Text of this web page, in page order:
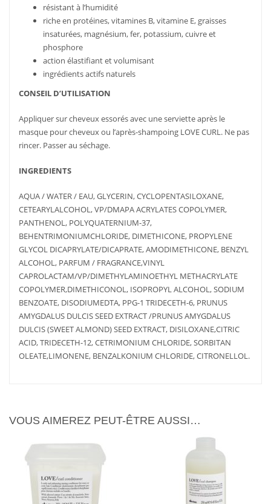
résistant à l’humidité
riche en protéines, vitamines B, vitamine E, graisses
insaturées, magnésium, fer, potassium, cuivre et
phosphore
action élastifiant et volumisant
ingrédients actifs naturels
CONSEIL D’UTILISATION
Appliquer sur cheveux essorés avec une serviette après le
masque pour cheveux ou l’après-shampoing LOVE CURL. Ne pas
rincer. Passer au séchage.
INGREDIENTS
AQUA / WATER / EAU, GLYCERIN, CYCLOPENTASILOXANE,
CETEARYLALCOHOL, VP/DMAPA ACRYLATES COPOLYMER,
PANTHENOL, POLYQUATERNIUM-37,
BEHENTRIMONIUMCHLORIDE, DIMETHICONE, PROPYLENE
GLYCOL DICAPRYLATE/DICAPRATE, AMODIMETHICONE, BENZYL
ALCOHOL, PARFUM / FRAGRANCE,VINYL
CAPROLACTAM/VP/DIMETHYLAMINOETHYL METHACRYLATE
COPOLYMER,DIMETHICONOL, ISOPROPYL ALCOHOL, SODIUM
BENZOATE, DISODIUMEDTA, PPG-1 TRIDECETH-6, PRUNUS
AMYGDALUS DULCIS SEED EXTRACT /PRUNUS AMYGDALUS
DULCIS (SWEET ALMOND) SEED EXTRACT, DISILOXANE,CITRIC
ACID, TRIDECETH-12, CETRIMONIUM CHLORIDE, SORBITAN
OLEATE,LIMONENE, BENZALKONIUM CHLORIDE, CITRONELLOL.
VOUS AIMEREZ PEUT-ÊTRE AUSSI…
AJOUTER
AU PANIER
PLUS
D'INFOS
AU PANIER
D'INFOS